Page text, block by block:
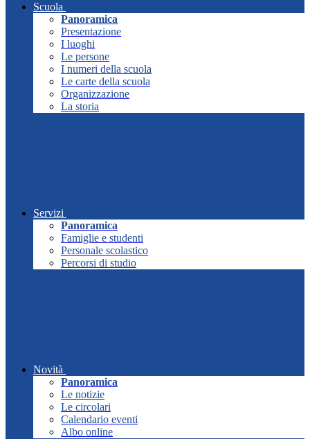
Scuola
Panoramica
Presentazione
I luoghi
Le persone
I numeri della scuola
Le carte della scuola
Organizzazione
La storia
Servizi
Panoramica
Famiglie e studenti
Personale scolastico
Percorsi di studio
Novità
Panoramica
Le notizie
Le circolari
Calendario eventi
Albo online